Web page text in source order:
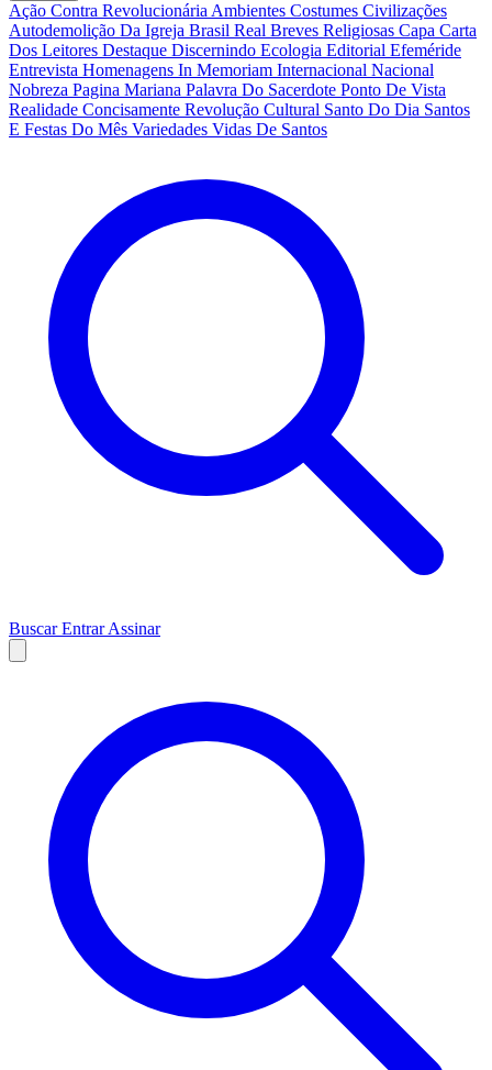
Ação Contra Revolucionária Ambientes Costumes Civilizações
Autodemolição Da Igreja Brasil Real Breves Religiosas Capa Carta
Dos Leitores Destaque Discernindo Ecologia Editorial Efeméride
Entrevista Homenagens In Memoriam Internacional Nacional
Nobreza Pagina Mariana Palavra Do Sacerdote Ponto De Vista
Realidade Concisamente Revolução Cultural Santo Do Dia Santos
E Festas Do Mês Variedades Vidas De Santos
BuscarEntrarAssinar